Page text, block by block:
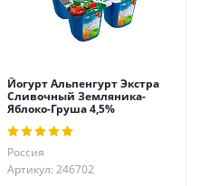
Йогурт Альпенгурт Экстра
Сливочный Земляника-
Яблоко-Груша 4,5%
Россия
Артикул: 246702